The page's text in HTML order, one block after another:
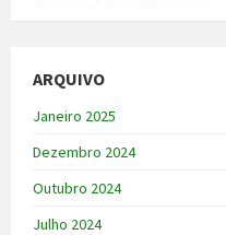
ARQUIVO
Janeiro 2025
Dezembro 2024
Outubro 2024
Julho 2024